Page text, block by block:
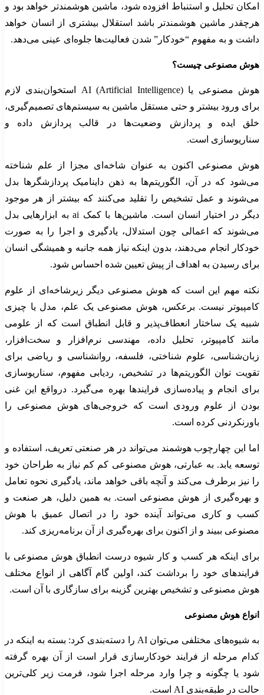
امکان تحلیل و استنباط افزوده شود، ماشین هوشمندتر خواهد بود و
هرچقدر ماشین هوشمندتر باشد استقلال بیشتری از انسان خواهد
داشت و به مفهوم “خودکار” شدن فعالیت‌ها جلوه‌ای عینی می‌دهد.
هوش مصنوعی چیست؟
هوش مصنوعی یا AI (Artificial Intelligence) استخوان‌بندی لازم
برای ورود بیشتر و حتی مستقل ماشین به سیستم‌های تصمیم‌گیری،
خلق ایده و پردازش وضعیت‌ها در قالب پردازش داده و
سناریوسازی است.
هوش مصنوعی اکنون به عنوان شاخه‌ای مجزا از علم شناخته
می‌شود که در آن، الگوریتم‌ها به ذهن داینامیک پردازشگر‌ها بدل
می‌شوند و عمل تشخیص را تقلید می‌کنند که بیشتر از هر موجود
دیگر در اختیار انسان است. ماشین‌ها با کمک ai به ابزارهایی بدل
می‌شوند که اعمالی چون استدلال، یادگیری و اجرا را به صورت
خودکار انجام می‌دهند، بدون اینکه نیاز همه‌ جانبه و همیشگی انسان
برای رسیدن به اهداف از پیش تعیین شده احساس شود.
نکته مهم این است که هوش مصنوعی دیگر زیرشاخه‌ای از علوم
کامپیوتر نیست. برعکس، هوش مصنوعی یک علم، مدل یا چیزی
شبیه یک ساختار انعطاف‌پذیر و قابل انطباق است که از علومی
مانند کامپیوتر، تحلیل داده، مهندسی نرم‌افزار و سخت‌افزار،
زبان‌شناسی، علوم شناختی، فلسفه، روانشناسی و ریاضی برای
تقویت توان الگوریتم‌ها در تشخیص، ردیابی مفهوم، سناریوسازی
برای انجام و پیاده‌سازی فرایندها بهره می‌گیرد. درواقع این غنی
بودن از علوم ورودی است که خروجی‌های هوش مصنوعی را
باورنکردنی کرده است.
اما این چهارچوب هوشمند می‌تواند در هر صنعتی تعریف، استفاده و
توسعه یابد. به عبارتی، هوش مصنوعی کم کم نیاز به طراحان خود
را نیز برطرف می‌کند و آنچه باقی خواهد ماند، یادگیری نحوه تعامل
و بهره‌گیری از هوش مصنوعی است. به همین دلیل، هر صنعت و
کسب و کاری می‌تواند آینده خود را در اتصال عمیق با هوش
مصنوعی ببیند و از اکنون برای بهره‌گیری از آن برنامه‌ریزی کند.
برای اینکه هر کسب و کار شیوه درست انطباق هوش مصنوعی با
فرایندهای خود را برداشت کند، اولین گام آگاهی از انواع مختلف
هوش مصنوعی و تشخیص بهترین گزینه برای سازگاری با آن است.
انواع هوش مصنوعی
به شیوه‌های مختلفی می‌توان AI را دسته‌بندی کرد: بسته به اینکه در
کدام مرحله از فرایند خودکارسازی قرار است از آن بهره گرفته
شود یا چگونه و چرا وارد مرحله اجرا شود، فرمت زیر کلی‌ترین
حالت در طبقه‌بندی AI است.